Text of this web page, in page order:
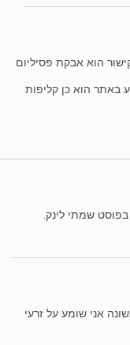
הוא אבקת פסיליום
באתר הוא כן קליפות
שמתי לינק.
אני שומע על זרעי